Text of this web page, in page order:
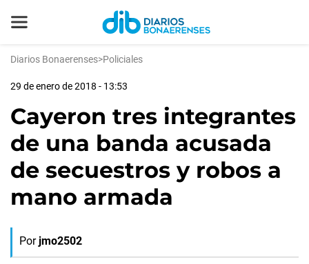
Diarios Bonaerenses>Policiales
29 de enero de 2018 - 13:53
Cayeron tres integrantes
de una banda acusada
de secuestros y robos a
mano armada
Por jmo2502